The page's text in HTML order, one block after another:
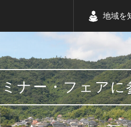
地域を
ナー・フェアに